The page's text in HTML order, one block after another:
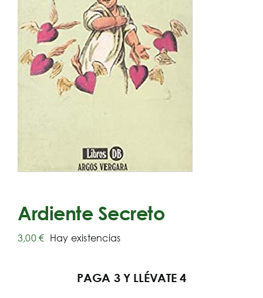
Ardiente Secreto
3,00€ Hay existencias
PAGA 3 Y LLÉVATE 4